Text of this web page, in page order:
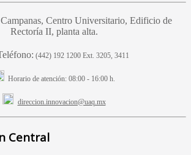
Centro Universitario, Edificio de
Rectoría II, planta alta.
(442) 192 1200 Ext. 3205, 3411
Horario de atención:08:00 - 16:00 h.
direccion.innovacion@uaq.mx
Central